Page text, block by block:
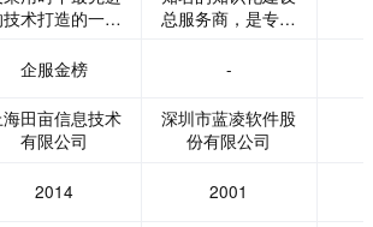
技术打造的一款
办公云平台。</p
新设计，操作的
体验，到支持
、移动、OpenA
端口对接同步，e
总服务商，是专业
新技术企业。蓝凌
以管理咨询业和IT
业为依托，融合现
理思想，为用户提
企服金榜 -
田亩信息技术
有限公司
深圳市蓝凌软件股
份有限公司
2014 2001